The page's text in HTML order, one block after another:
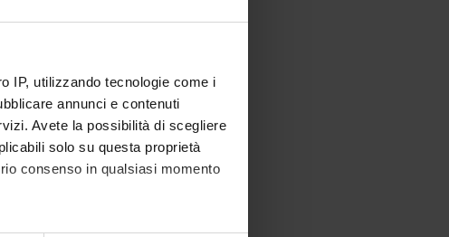
IP, utilizzando tecnologie come i
annunci e contenuti
Avete la possibilità di scegliere
solo su questa proprietà
consenso in qualsiasi momento
spettacolo (CUCI)
onorario del C.R.I.E.R.